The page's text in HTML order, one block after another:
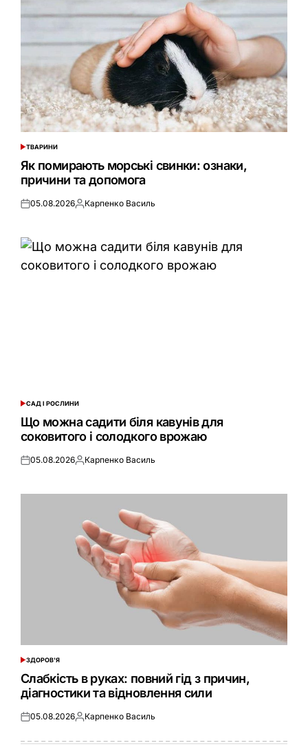
ОПУБЛІКУВАТИ
ТВАРИНИ
Як помирають морські свинки: ознаки,
причини та допомога
Оприлюднено
05.08.2026Опубліковано
Карпенко Василь
ОПУБЛІКУВАТИ
У
САД І РОСЛИНИ
Що можна садити біля кавунів для
соковитого і солодкого врожаю
Оприлюднено
05.08.2026Опубліковано
Карпенко Василь
ОПУБЛІКУВАТИ
ЗДОРОВ'Я
Слабкість в руках: повний гід з причин,
діагностики та відновлення сили
Оприлюднено
05.08.2026Опубліковано
Карпенко Василь